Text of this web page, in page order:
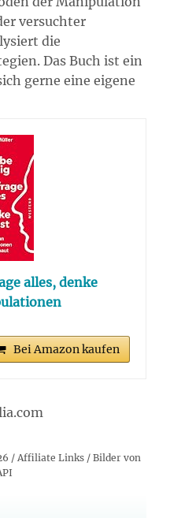
versuchter
die
Das Buch ist ein
gerne eine eigene
alles, denke
Bei Amazon kaufen
/ Affiliate Links / Bilder von